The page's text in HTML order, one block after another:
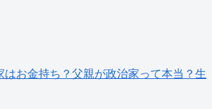
はお金持ち？父親が政治家って本当？生